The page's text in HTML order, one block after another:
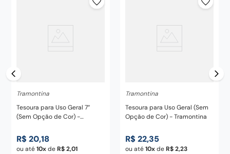
Tramontina
Tesoura para Uso Geral 7”
(Sem Opção de Cor) -
R$ 20,18
ou até10 deR$2,01
Tramontina
Tesoura para Uso Geral (Sem
Opção de Cor) - Tramontina
R$ 22,35
ou até10 deR$2,23